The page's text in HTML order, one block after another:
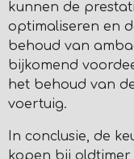
kunnen de
optimaliseren en
behoud van
bijkomend
het behoud van
voertuig.
In conclusie, de
kopen bij